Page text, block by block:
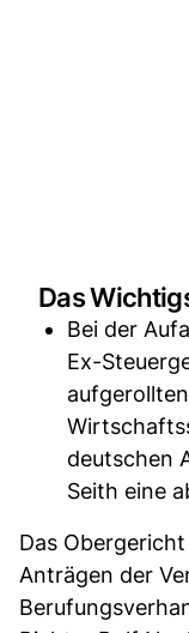
Das
Bei der
Ex-
deutschen
Seith eine
Das
Anträgen der